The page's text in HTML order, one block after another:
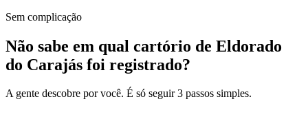
Sem complicação
Não sabe em qual cartório de Eldorado
do Carajás foi registrado?
A gente descobre por você. É só seguir 3 passos simples.